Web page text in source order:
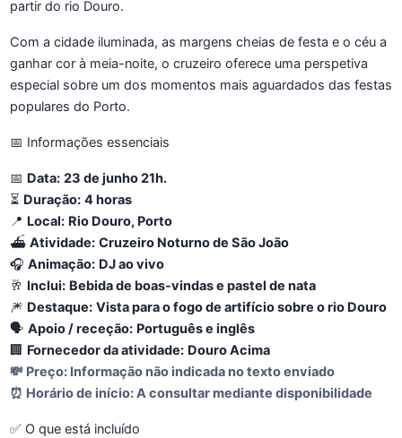
partir do rio Douro.
Com a cidade iluminada, as margens cheias de festa e o céu a
ganhar cor à meia-noite, o cruzeiro oferece uma perspetiva
especial sobre um dos momentos mais aguardados das festas
populares do Porto.
📅 Informações essenciais
📅 Data: 23 de junho 21h.
⏳ Duração: 4 horas
📍 Local: Rio Douro, Porto
⛴️ Atividade: Cruzeiro Noturno de São João
🎧 Animação: DJ ao vivo
🥂 Inclui: Bebida de boas-vindas e pastel de nata
🎆 Destaque: Vista para o fogo de artifício sobre o rio Douro
🗣️ Apoio / receção: Português e inglês
🏢 Fornecedor da atividade: Douro Acima
💸 Preço: Informação não indicada no texto enviado
⏰ Horário de início:A consultar mediante disponibilidade
✅ O que está incluído